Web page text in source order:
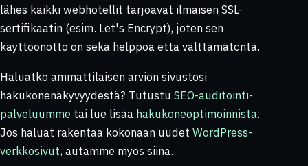
lähes kaikki webhotellit tarjoavat ilmaisen SSL-
sertifikaatin (esim. Let's Encrypt), joten sen
käyttöönotto on sekä helppoa että välttämätöntä.
Haluatko ammattilaisen arvion sivustosi
hakukonenäkyvyydestä? Tutustu SEO-auditointi-
palveluumme tai lue lisää hakukoneoptimoinnista.
Jos haluat rakentaa kokonaan uudet WordPress-
verkkosivut, autamme myös siinä.